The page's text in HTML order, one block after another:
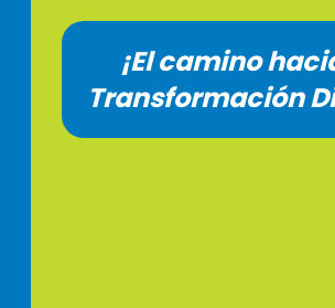
¡El camino
Transformación